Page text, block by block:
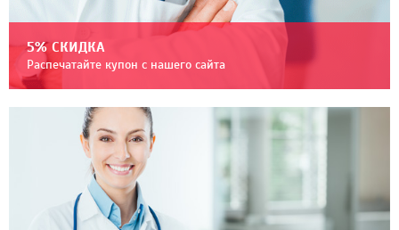
5% СКИДКА
Распечатайте купон с нашего сайта